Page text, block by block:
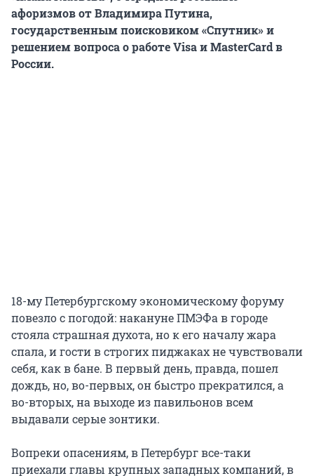
афоризмов от Владимира Путина,
государственным поисковиком «Спутник» и
решением вопроса о работе Visa и MasterCard в
России.
18-му Петербургскому экономическому форуму
повезло с погодой: накануне ПМЭФа в городе
стояла страшная духота, но к его началу жара
спала, и гости в строгих пиджаках не чувствовали
себя, как в бане. В первый день, правда, пошел
дождь, но, во-первых, он быстро прекратился, а
во-вторых, на выходе из павильонов всем
выдавали серые зонтики.
Вопреки опасениям, в Петербург все-таки
приехали главы крупных западных компаний, в